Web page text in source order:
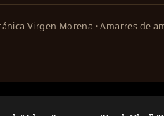
Virgen Morena · Amarres de